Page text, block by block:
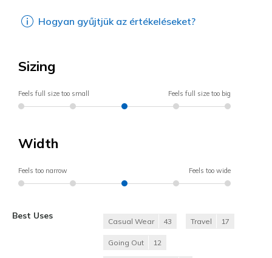
Hogyan gyűjtjük az értékeléseket?
Sizing
Feels full size too small Feels full size too big
Width
Feels too narrow Feels too wide
Best Uses
Casual Wear 43 Travel 17
Going Out 12